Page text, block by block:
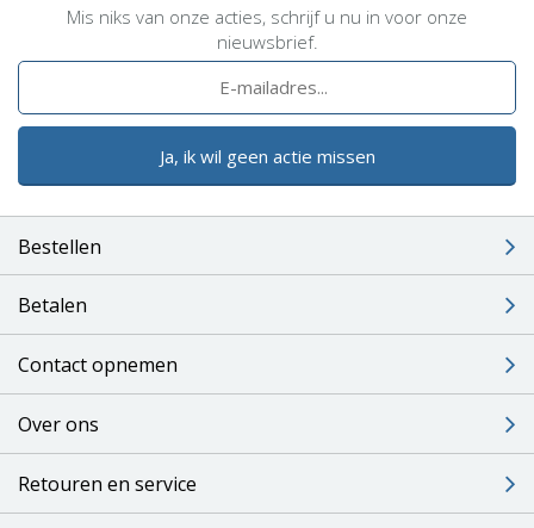
Mis niks van onze acties, schrijf u nu in voor onze
nieuwsbrief.
Ja, ik wil geen actie missen
Bestellen
Betalen
Contact opnemen
Over ons
Retouren en service